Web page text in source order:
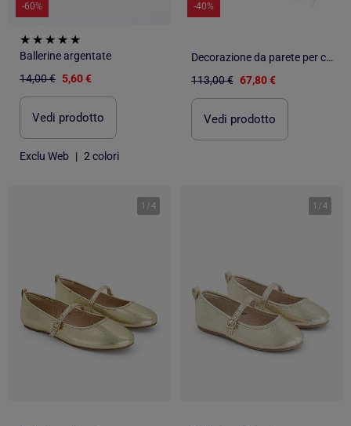
-60%
Ballerine argentate
14,00 € 5,60 €
Vedi prodotto
Exclu Web | 2 colori
-40%
Decorazione da parete per cameretta | SEVIRA KIDS
113,00 € 67,80 €
Vedi prodotto
1 /4 1 /4